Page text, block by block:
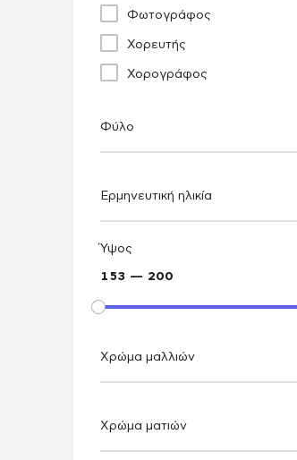
Φωτογράφος
Χορευτής
Χορογράφος
Φύλο
Ερμηνευτική ηλικία
Ύψος
153 — 200
Χρώμα μαλλιών
Χρώμα ματιών